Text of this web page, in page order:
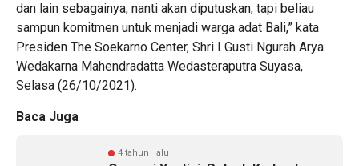
dan lain sebagainya, nanti akan diputuskan, tapi beliau
sampun komitmen untuk menjadi warga adat Bali,” kata
Presiden The Soekarno Center, Shri I Gusti Ngurah Arya
Wedakarna Mahendradatta Wedasteraputra Suyasa,
Selasa (26/10/2021).
Baca Juga
4 tahun lalu